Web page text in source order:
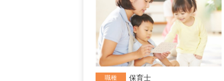
職種 保育士